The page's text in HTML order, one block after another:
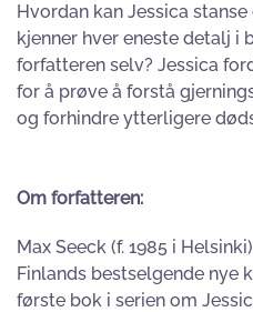
Hvordan kan Jessica
kjenner hver eneste detalj i
forfatteren selv? Jessica
for å prøve å forstå
og forhindre ytterligere
Om forfatteren:
Max Seeck (f. 1985 i
Finlands bestselgende nye
første bok i serien om